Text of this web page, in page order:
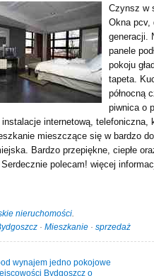
Czynsz w
Okna pcv,
generacji.
panele
pokoju
tapeta.
północną
piwnica o
internetową, telefoniczna,
mieszczące się w bardzo
Bardzo przepiękne, ciepłe
polecam! więcej
nieruchomości.
· Mieszkanie · sprzedaż
wynajem jedno pokojowe
Bydgoszcz o